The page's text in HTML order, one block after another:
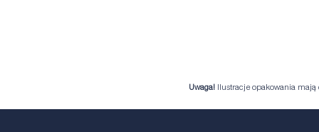
Uwaga! Ilustracje opakowania